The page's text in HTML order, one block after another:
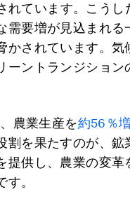
ています。こうし
要増が見込まれる
かされています。気
ーントランジション
農業生産を約56％
割を果たすのが、鉱
提供し、農業の変革
。